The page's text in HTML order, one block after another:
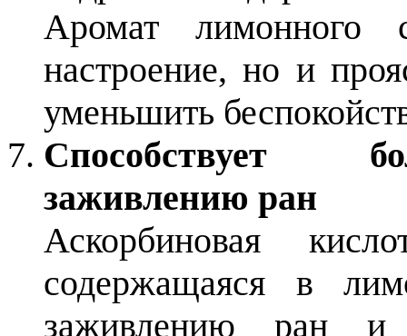
Аромат лимонного
настроение, но и
уменьшить
Способствует
заживлению ран
Аскорбиновая
содержащаяся в
заживлению ран и